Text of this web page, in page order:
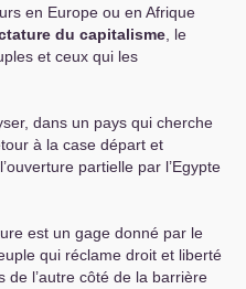
en Europe ou en Afrique
du capitalisme , le
et ceux qui les
dans un pays qui cherche
à la case départ et
partielle par l’Egypte
est un gage donné par le
qui réclame droit et liberté
de l’autre côté de la barrière